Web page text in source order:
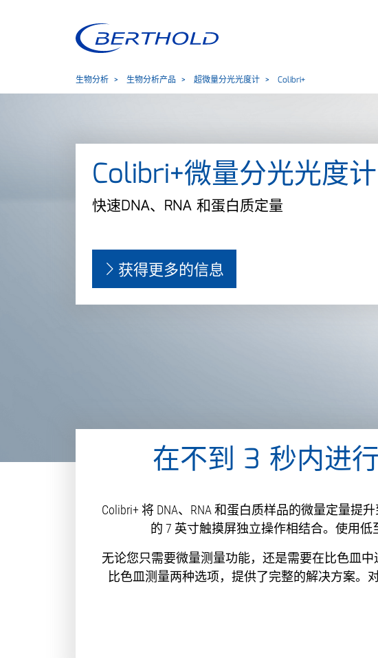
生物分析 生物分析产品 超微量分光光度计 Colibri+
Colibri+微量分光光度计
快速DNA、RNA 和蛋白质定量
获得更多的信息
在不到 3 秒内进
Colibri+ 将 DNA、RNA 和蛋白质样品的微量定量
的 7 英寸触摸屏独立操作相结合。使用低
无论您只需要微量测量功能，还是需要在比色皿中
比色皿测量两种选项，提供了完整的解决方案。